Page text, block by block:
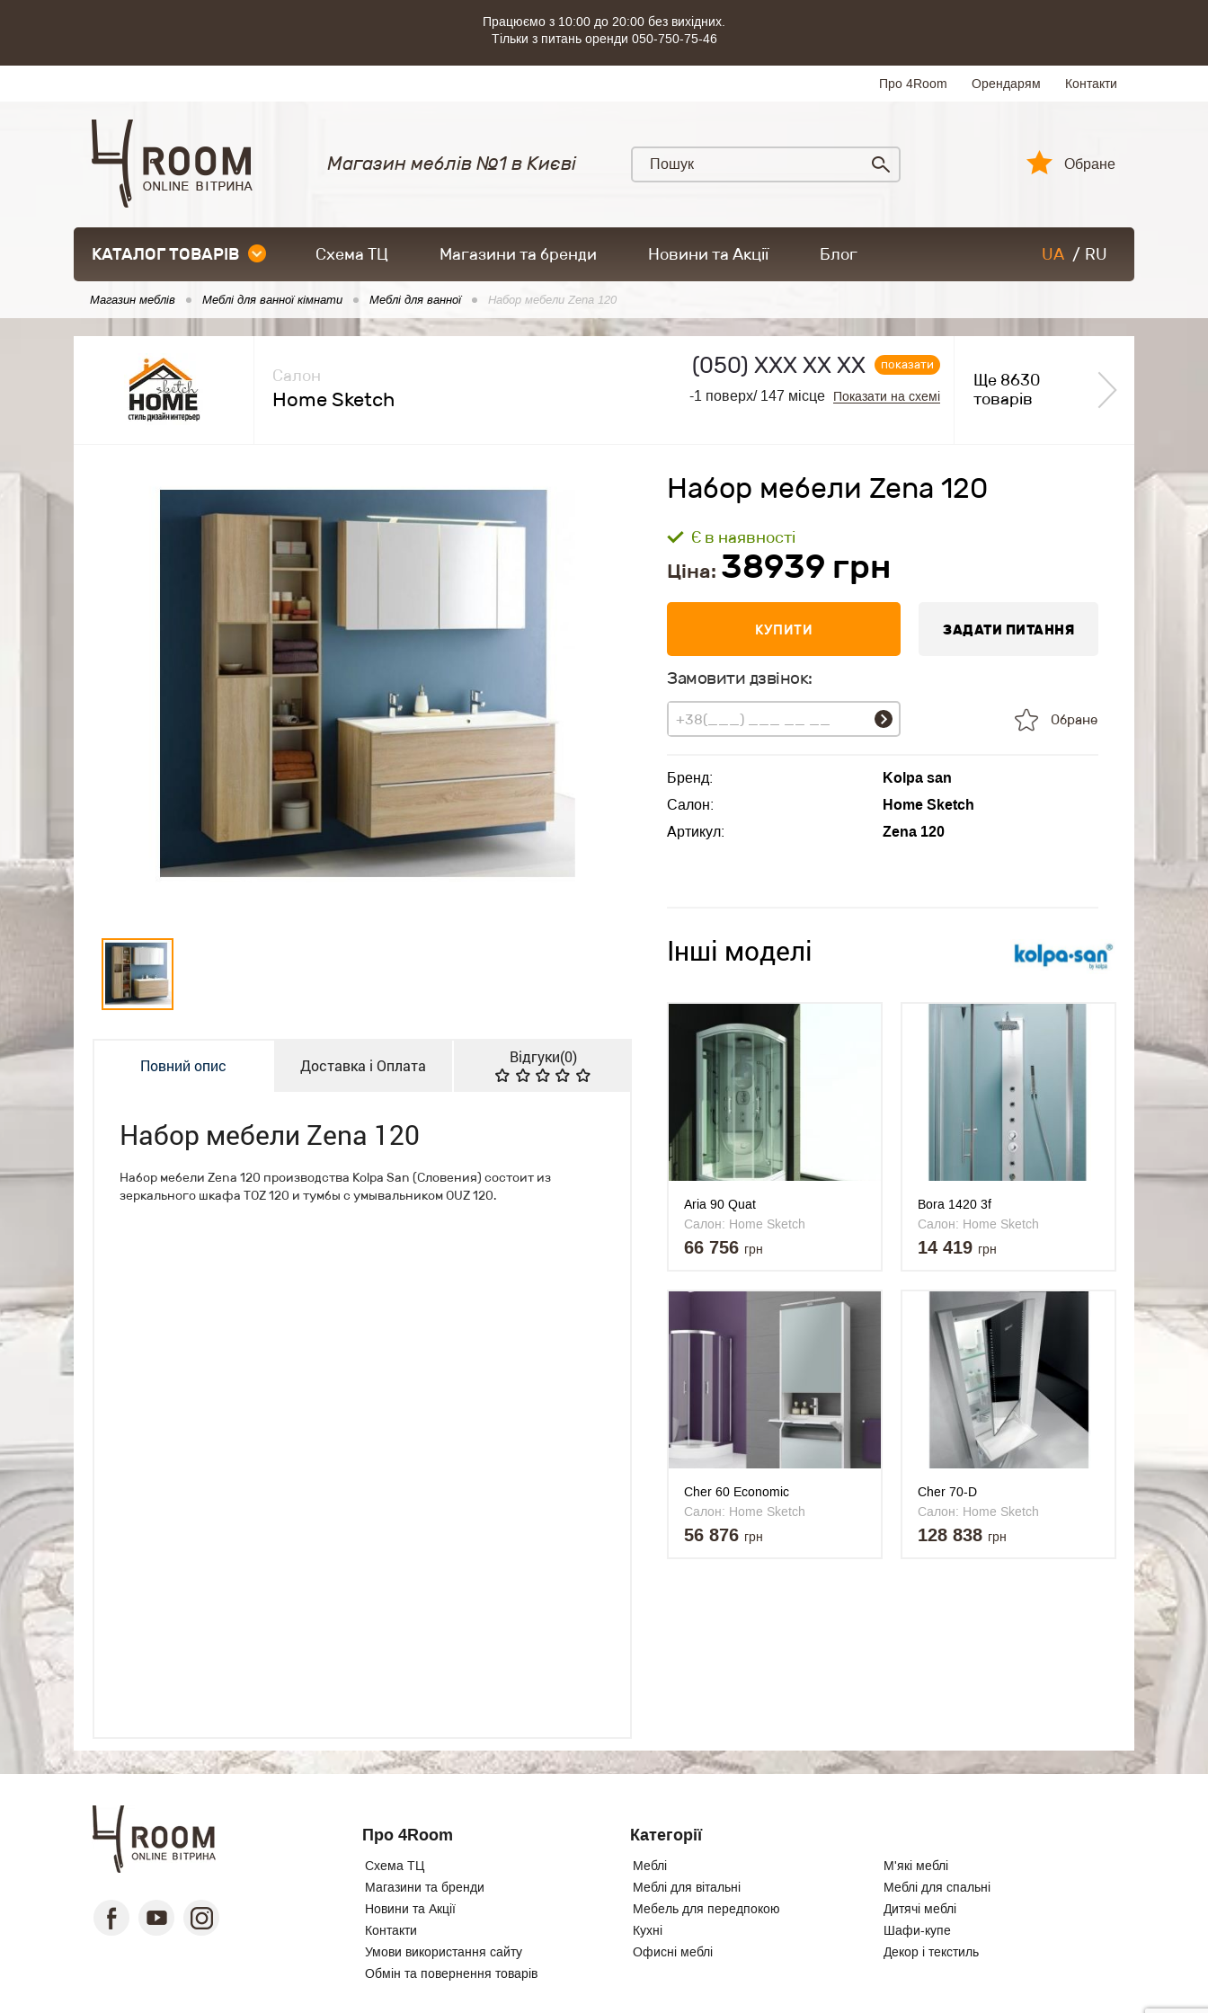
Працюємо з 10:00 до 20:00 без вихідних.
Тільки з питань оренди 050-750-75-46
Про 4Room Орендарям Контакти
Магазин меблів №1 в Києві Обране
КАТАЛОГ ТОВАРІВ Схема ТЦ Магазини та бренди Новини та Акції Блог UA / RU
Магазин меблів Меблі для ванної кімнати Меблі для ванної Набор мебели Zena 120
Салон
Home Sketch
(050) ХХХ ХХ ХХ показати
-1 поверх/ 147 місце Показати на схемі
Ще 8630
товарів
Повний опис Доставка і Оплата Відгуки(0)
Набор мебели Zena 120
Набор мебели Zena 120 производства Kolpa San (Словения) состоит из
зеркального шкафа TOZ 120 и тумбы с умывальником OUZ 120.
Набор мебели Zena 120
Є в наявності
Ціна: 38939 грн
КУПИТИ ЗАДАТИ ПИТАННЯ
Замовити дзвінок:
Обране
Бренд:
Kolpa san
Салон:
Home Sketch
Артикул:
Zena 120
Інші моделі
Aria 90 Quat
Салон: Home Sketch
66 756 грн
Bora 1420 3f
Салон: Home Sketch
14 419 грн
Cher 60 Economic
Салон: Home Sketch
56 876 грн
Cher 70-D
Салон: Home Sketch
128 838 грн
Про 4Room
Схема ТЦ
Магазини та бренди
Новини та Акції
Контакти
Умови використання сайту
Обмін та повернення товарів
Категорії
Меблі
М'які меблі
Меблі для вітальні
Меблі для спальні
Мебель для передпокою
Дитячі меблі
Кухні
Шафи-купе
Офисні меблі
Декор і текстиль